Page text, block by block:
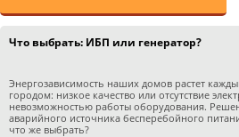
Что выбрать: ИБП или генератор?
Энергозависимость наших домов растет
городом: низкое качество или отсутствие
невозможностью работы оборудования.
аварийного источника бесперебойного
что же выбрать?